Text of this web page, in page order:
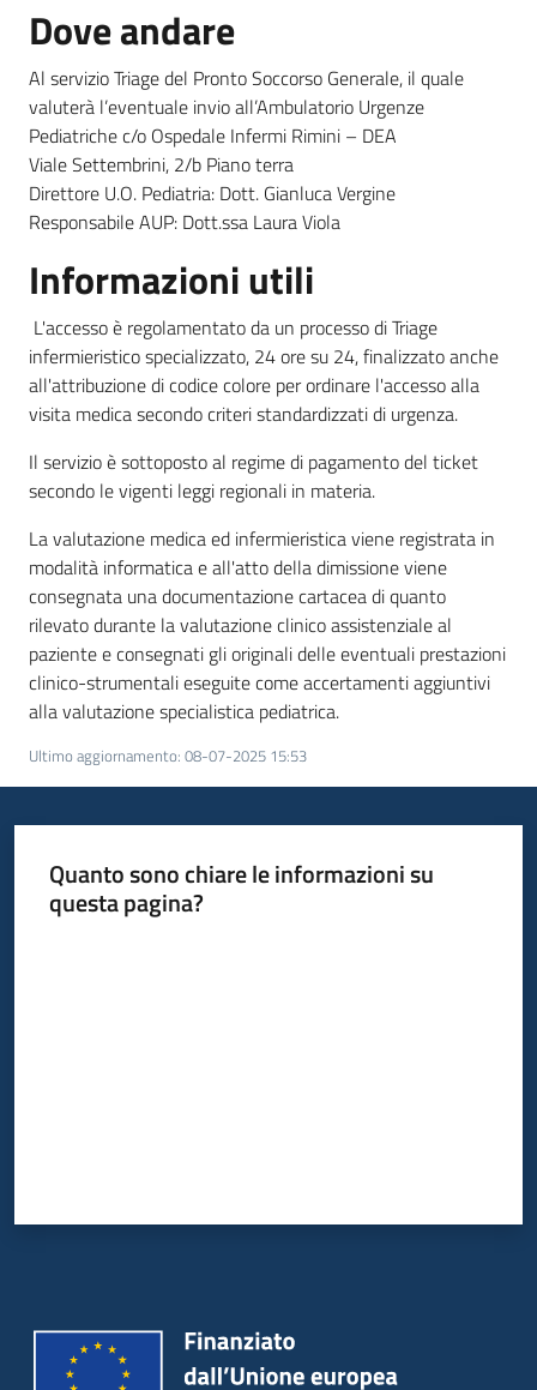
Newsletter
Dove andare
Al servizio Triage del Pronto Soccorso Generale, il quale
valuterà l’eventuale invio all’Ambulatorio Urgenze
Pediatriche c/o Ospedale Infermi Rimini – DEA
Viale Settembrini, 2/b Piano terra
Direttore U.O. Pediatria: Dott. Gianluca Vergine
Responsabile AUP: Dott.ssa Laura Viola
Informazioni utili
L'accesso è regolamentato da un processo di Triage
infermieristico specializzato, 24 ore su 24, finalizzato anche
all'attribuzione di codice colore per ordinare l'accesso alla
visita medica secondo criteri standardizzati di urgenza.
Il servizio è sottoposto al regime di pagamento del ticket
secondo le vigenti leggi regionali in materia.
La valutazione medica ed infermieristica viene registrata in
modalità informatica e all'atto della dimissione viene
consegnata una documentazione cartacea di quanto
rilevato durante la valutazione clinico assistenziale al
paziente e consegnati gli originali delle eventuali prestazioni
clinico-strumentali eseguite come accertamenti aggiuntivi
alla valutazione specialistica pediatrica.
Ultimo aggiornamento: 08-07-2025 15:53
Quanto sono chiare le informazioni su
questa pagina?